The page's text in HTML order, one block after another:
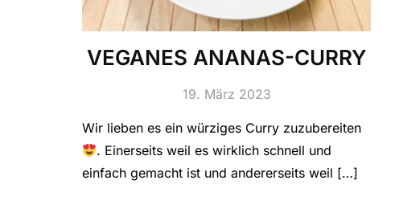
VEGANES ANANAS-CURRY
19. März 2023
Wir lieben es ein würziges Curry zuzubereiten
. Einerseits weil es wirklich schnell und
einfach gemacht ist und andererseits weil […]